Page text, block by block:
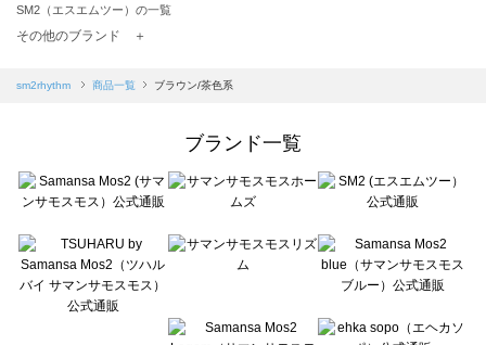
SM2（エスエムツー）の一覧
TSUHARU by Samansa Mos2（ツハルバイサマンサモスモス）の一覧
Samansa Mos2 blue（サマンサモスモス ブルー）の一覧
Te chichi（テチチ）の一覧
Te chichi CLASSIC（テチチ クラシック）の一覧
Lugnoncure（ルノンキュール）の一覧
BETTY'S BLUE（べティーズブルー）の一覧
Wpc.（ワールドパーティー）の一覧
その他のブランド ＋
sm2rhythm 商品一覧 ブラウン/茶色系
ブランド一覧